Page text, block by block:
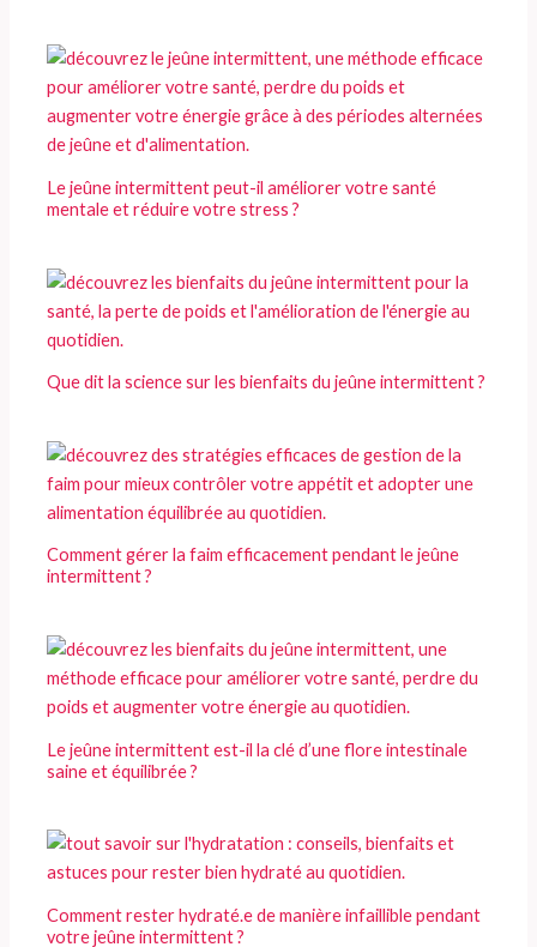
Le jeûne intermittent peut-il améliorer votre santé
mentale et réduire votre stress ?
Que dit la science sur les bienfaits du jeûne intermittent ?
Comment gérer la faim efficacement pendant le jeûne
intermittent ?
Le jeûne intermittent est-il la clé d’une flore intestinale
saine et équilibrée ?
Comment rester hydraté.e de manière infaillible pendant
votre jeûne intermittent ?